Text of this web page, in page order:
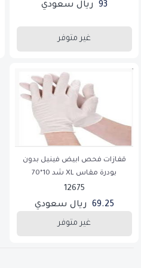
93 ريال سعودي
غير متوفر
قفازات فحص ابيض فينيل بدون
بودرة مقاس XL شد 10*70
12675
69.25 ريال سعودي
غير متوفر